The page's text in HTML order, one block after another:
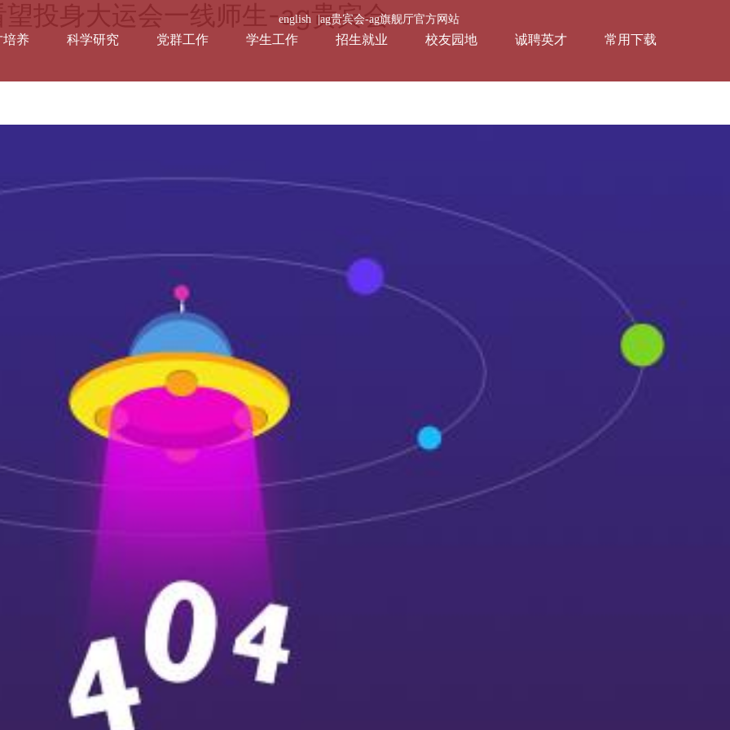
投身大运会一线师生-ag贵宾会
english |ag贵宾会-ag旗舰厅官方网站
培养 科学研究 党群工作 学生工作 招生就业 校友园地 诚聘英才 常用下载